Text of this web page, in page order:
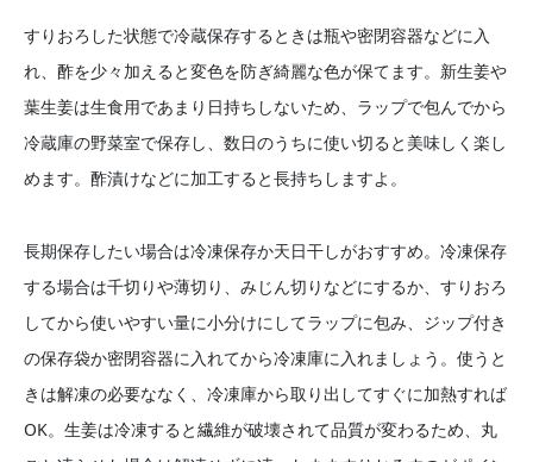
すりおろした状態で冷蔵保存するときは瓶や密閉容器などに入
れ、酢を少々加えると変色を防ぎ綺麗な色が保てます。新生姜や
葉生姜は生食用であまり日持ちしないため、ラップで包んでから
冷蔵庫の野菜室で保存し、数日のうちに使い切ると美味しく楽し
めます。酢漬けなどに加工すると長持ちしますよ。
長期保存したい場合は冷凍保存か天日干しがおすすめ。冷凍保存
する場合は千切りや薄切り、みじん切りなどにするか、すりおろ
してから使いやすい量に小分けにしてラップに包み、ジップ付き
の保存袋か密閉容器に入れてから冷凍庫に入れましょう。使うと
きは解凍の必要ななく、冷凍庫から取り出してすぐに加熱すれば
OK。生姜は冷凍すると繊維が破壊されて品質が変わるため、丸